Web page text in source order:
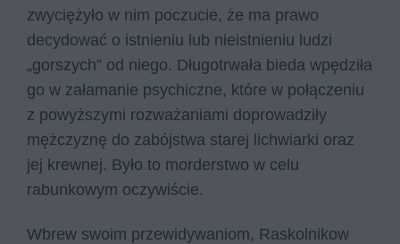
zwyciężyło w nim poczucie, że ma prawo
decydować o istnieniu lub nieistnieniu ludzi
„gorszych” od niego. Długotrwała bieda wpędziła
go w załamanie psychiczne, które w połączeniu
z powyższymi rozważaniami doprowadziły
mężczyznę do zabójstwa starej lichwiarki oraz
jej krewnej. Było to morderstwo w celu
rabunkowym oczywiście.
Wbrew swoim przewidywaniom, Raskolnikow